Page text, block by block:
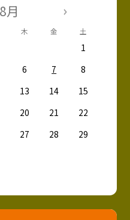
8月
木 金 土
1
6 7
8
13 14
15
20 21
22
27 28
29